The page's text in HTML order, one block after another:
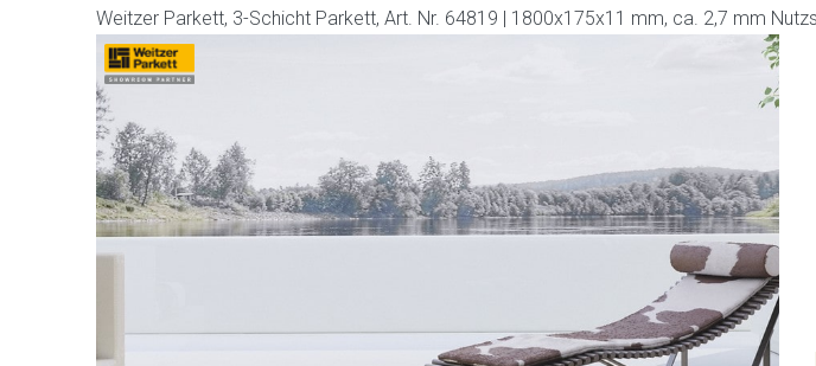
Weitzer Parkett, 3-Schicht Parkett, Art. Nr. 64819 | 1800x175x11 mm, ca. 2,7 mm